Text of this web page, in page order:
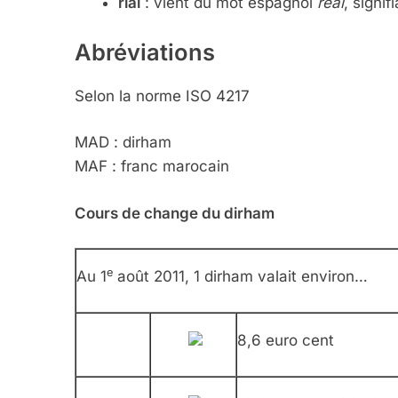
Abréviations
Selon la norme ISO 4217
MAD : dirham
MAF : franc marocain
Cours de change du dirham
Au 1e août 2011, 1 dirham valait environ…
8,6 euro cent